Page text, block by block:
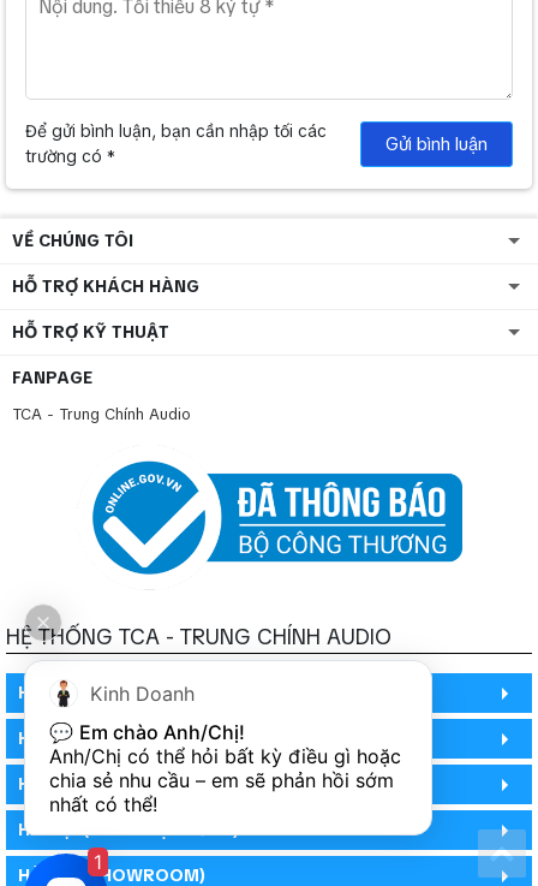
Để gửi bình luận, bạn cần nhập tối các
trường có *
Gửi bình luận
VỀ CHÚNG TÔI
HỖ TRỢ KHÁCH HÀNG
HỖ TRỢ KỸ THUẬT
FANPAGE
TCA - Trung Chính Audio
HỆ THỐNG TCA - TRUNG CHÍNH AUDIO
HỒ CHÍ MINH
HỒ CHÍ MINH
HỒ CHÍ MINH (PHÒNG BẢO HÀNH)
HÀ NỘI (DEMO HỆ THỐNG)
HÀ NỘI (SHOWROOM)
Kinh Doanh
💬 Em chào Anh/Chị!
Anh/Chị có thể hỏi bất kỳ điều gì hoặc
chia sẻ nhu cầu – em sẽ phản hồi sớm
nhất có thể!
1